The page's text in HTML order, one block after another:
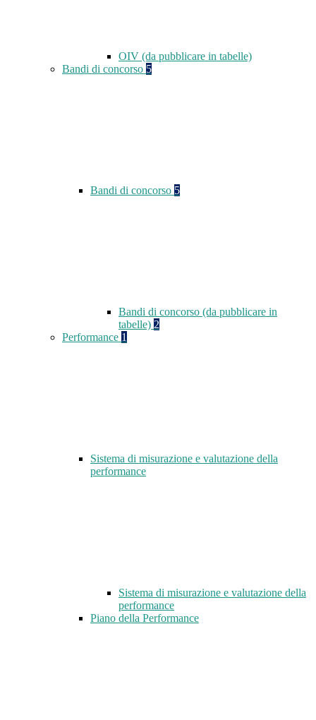
OIV (da pubblicare in tabelle)
Bandi di concorso 5
Bandi di concorso 5
Bandi di concorso (da pubblicare in
tabelle) 2
Performance 1
Sistema di misurazione e valutazione della
performance
Sistema di misurazione e valutazione della
performance
Piano della Performance